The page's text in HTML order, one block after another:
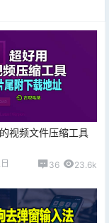
视频文件压缩工具
36 23.6k